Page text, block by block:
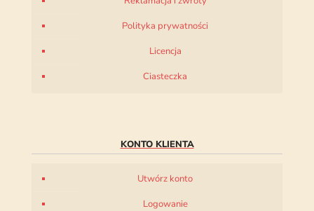
Polityka prywatności
Licencja
Ciasteczka
KONTO KLIENTA
Utwórz konto
Logowanie